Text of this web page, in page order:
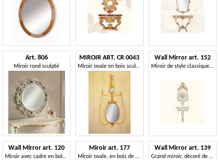
Art. 806
Miroir rond sculpté
MIROIR ART. CR 0043
Miroir ovale en bois sculpté pour les hôtels de luxe
Wall Mirror art. 152
Miroir de style classique, avec cadre décoré
Wall Mirror art. 120
Miroir avec cadre en bois, style baroque tardif
Miroir art. 177
Miroir ovale, en bois de tilleul, finement sculptées à la main avec des fleurs
Wall Mirror art. 139
Grand miroir, décoré de feuilles et de fleurs